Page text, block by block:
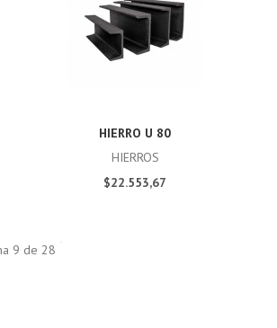
HIERRO U 80
HIERROS
$22.553,67
9 de 28